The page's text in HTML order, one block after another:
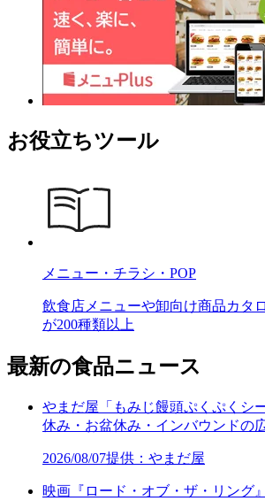
お役立ちツール
メニュー・チラシ・POP
飲食店メニューや卸向け商品カタ
が200種類以上
最新の食品ニュース
やまだ屋「もみじ饅頭ぷくぷくシ
休み・お盆休み・インバウンドの
2026/08/07提供：やまだ屋
映画『ロード・オブ・ザ・リング